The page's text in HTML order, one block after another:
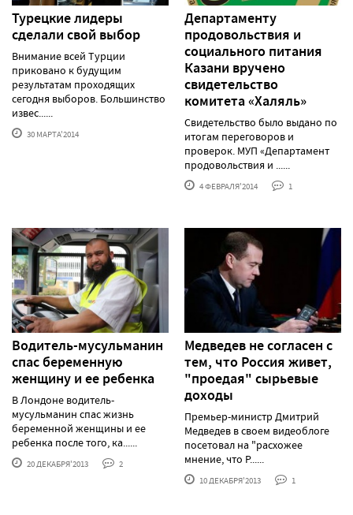
Турецкие лидеры
сделали свой выбор
Внимание всей Турции
приковано к будущим
результатам проходящих
сегодня выборов. Большинство
извес......
30 МАРТА'2014
Департаменту
продовольствия и
социального питания
Казани вручено
свидетельство
комитета «Халяль»
Свидетельство было выдано по
итогам переговоров и
проверок. МУП «Департамент
продовольствия и ......
4 ФЕВРАЛЯ'2014 1
Водитель-мусульманин
спас беременную
женщину и ее ребенка
В Лондоне водитель-
мусульманин спас жизнь
беременной женщины и ее
ребенка после того, ка......
20 ДЕКАБРЯ'2013 2
Медведев не согласен с
тем, что Россия живет,
"проедая" сырьевые
доходы
Премьер-министр Дмитрий
Медведев в своем видеоблоге
посетовал на "расхожее
мнение, что Р......
10 ДЕКАБРЯ'2013 1